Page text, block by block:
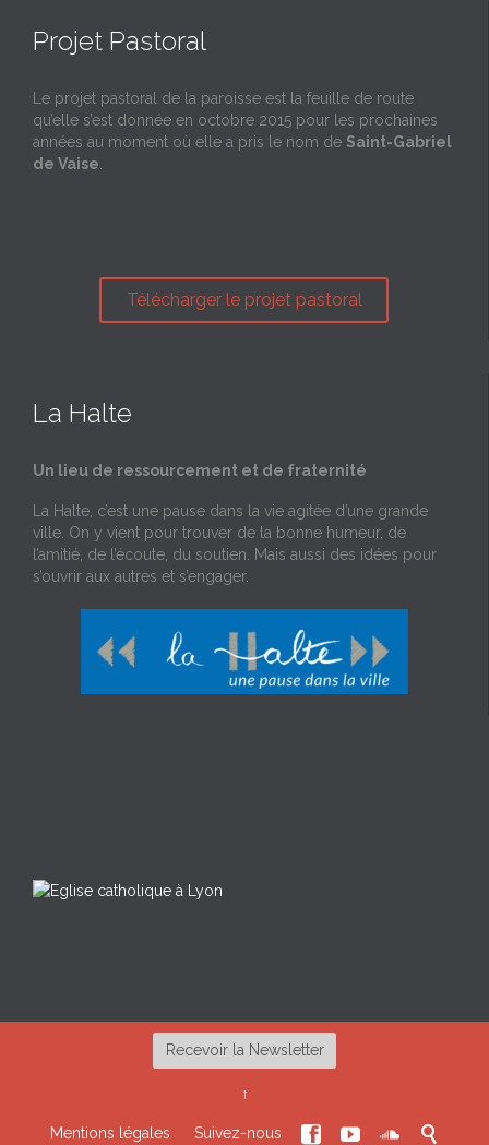
Projet Pastoral
Le projet pastoral de la paroisse est la feuille de route
qu’elle s’est donnée en octobre 2015 pour les prochaines
années au moment où elle a pris le nom de Saint-Gabriel
de Vaise
Télécharger le projet pastoral
La Halte
Un lieu de ressourcement et de fraternité
La Halte, c’est une pause dans la vie agitée d’une grande
ville. On y vient pour trouver de la bonne humeur, de
l’amitié, de l’écoute, du soutien. Mais aussi des idées pour
s’ouvrir aux autres et s’engager.
Recevoir la Newsletter
↑
Mentions légales Suivez-nous    